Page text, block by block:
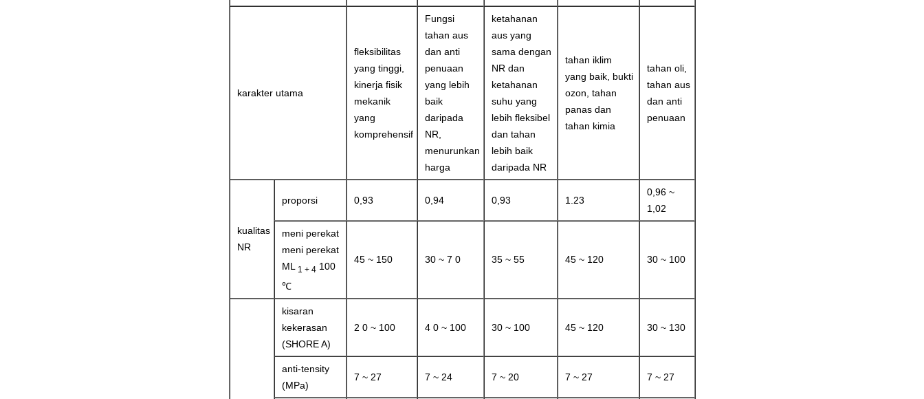
karakter utama
fleksibilitas
yang tinggi,
kinerja fisik
mekanik
yang
komprehensif
Fungsi
tahan aus
dan anti
penuaan
yang lebih
baik
daripada
NR,
menurunkan
harga
ketahanan
aus yang
sama dengan
NR dan
ketahanan
suhu yang
lebih fleksibel
dan tahan
lebih baik
daripada NR
tahan iklim
yang baik, bukti
ozon, tahan
panas dan
tahan kimia
tahan oli,
tahan aus
dan anti
penuaan
kualitas
NR
proporsi 0,93 0,94 0,93 1.23
0,96 ~
1,02
meni perekat
meni perekat
ML
1 + 4 100
℃
45 ~ 150 30 ~ 7 0 35 ~ 55 45 ~ 120 30 ~ 100
kisaran
kekerasan
(SHORE A)
2 0 ~ 100 4 0 ~ 100 30 ~ 100 45 ~ 120 30 ~ 130
anti-tensity
(MPa)
7 ~ 27 7 ~ 24 7 ~ 20 7 ~ 27 7 ~ 27